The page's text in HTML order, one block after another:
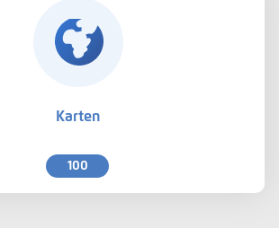
Karten
100